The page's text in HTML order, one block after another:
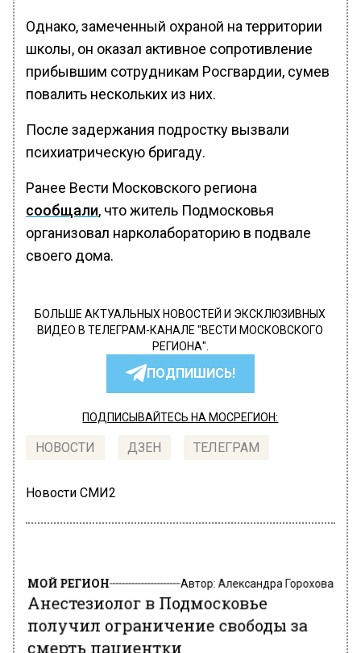
Однако, замеченный охраной на территории
школы, он оказал активное сопротивление
прибывшим сотрудникам Росгвардии, сумев
повалить нескольких из них.
После задержания подростку вызвали
психиатрическую бригаду.
Ранее Вести Московского региона
сообщали, что житель Подмосковья
организовал нарколабораторию в подвале
своего дома.
БОЛЬШЕ АКТУАЛЬНЫХ НОВОСТЕЙ И ЭКСКЛЮЗИВНЫХ
ВИДЕО В ТЕЛЕГРАМ-КАНАЛЕ "ВЕСТИ МОСКОВСКОГО
РЕГИОНА".
ПОДПИШИСЬ!
ПОДПИСЫВАЙТЕСЬ НА МОСРЕГИОН:
НОВОСТИ ДЗЕН ТЕЛЕГРАМ
Новости СМИ2
МОЙ РЕГИОН Автор: Александра Горохова
Анестезиолог в Подмосковье
получил ограничение свободы за
смерть пациентки